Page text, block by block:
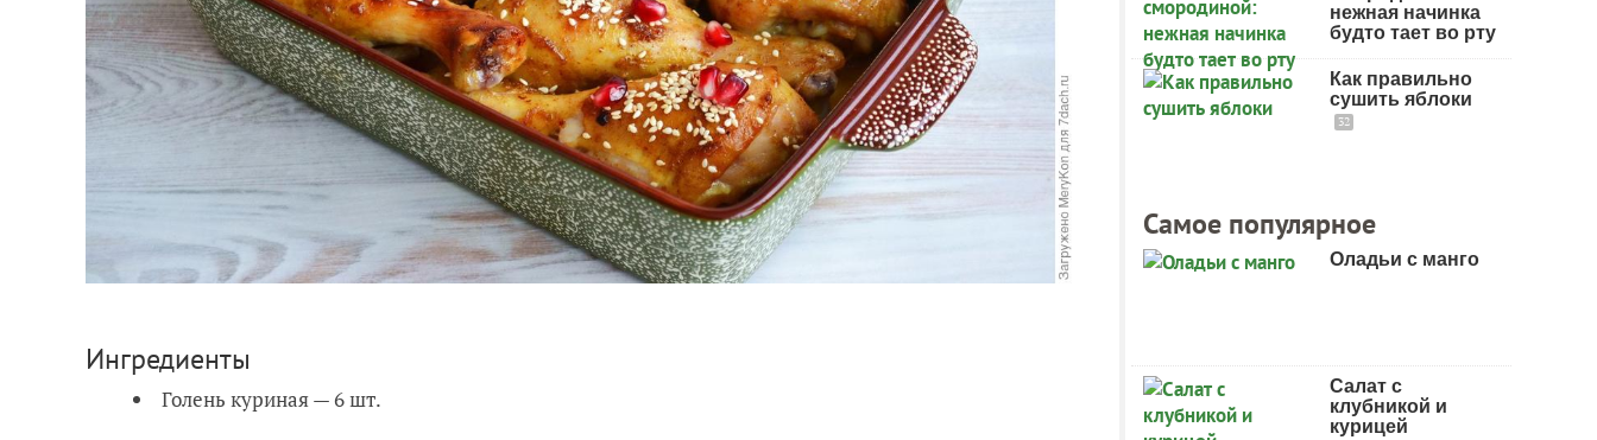
Ингредиенты
Голень куриная — 6 шт.
нежная начинка
будто тает во рту
Как правильно
сушить яблоки
32
Самое популярное
Оладьи с манго
Салат с
клубникой и
курицей